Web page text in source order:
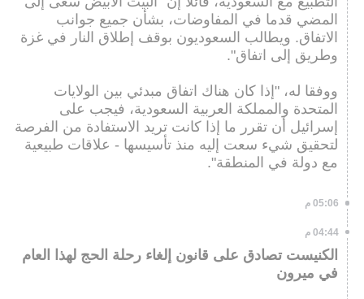
المضي قدما في المفاوضات، بشأن جميع جوانب
الاتفاق. ويطالب السعوديون بوقف إطلاق النار في غزة
وطريق إلى اتفاق".
ووفقا له، "إذا كان هناك اتفاق مبدئي بين الولايات
المتحدة والمملكة العربية السعودية، فيجب على
إسرائيل أن تقرر ما إذا كانت تريد الاستفادة من الفرصة
لتحقيق شيء سعت إليه منذ تأسيسها - علاقات طبيعية
مع دولة في المنطقة".
05:06 م
04:44 م
الكنيست تصادق على قانون إلغاء رحلة الحج لهذا العام
في ميرون